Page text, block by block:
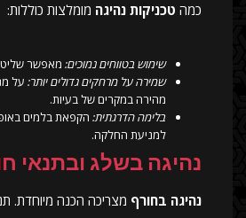
כמה טכניקות נהיגה מומלצות כוללות:
שימוש בטווחים נמוכים: מאפשר
שמירה על מרחקים גדולים יותר: על
מהירה במקרים של בעיות.
בלימה הדרגתית: הקפאת בלמים
למניעת החלקה.
נהיגה בשלג ובתנאי
נהיגה בחורף מצריכה הכנה מיוחדת.